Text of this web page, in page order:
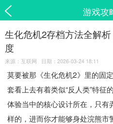
游戏攻
生化危机2存档方法全解
度
来源：互联网 日期：2026-03-24 18:11
莫要被那《生化危机2》里的固
套看上去有着类似“反人类”特征
体验当中的核心设计所在，只有
样的，进而你才能够身处浣熊